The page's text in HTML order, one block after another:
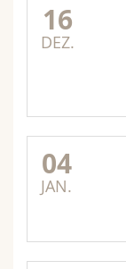
16
DEZ.
04
JAN.